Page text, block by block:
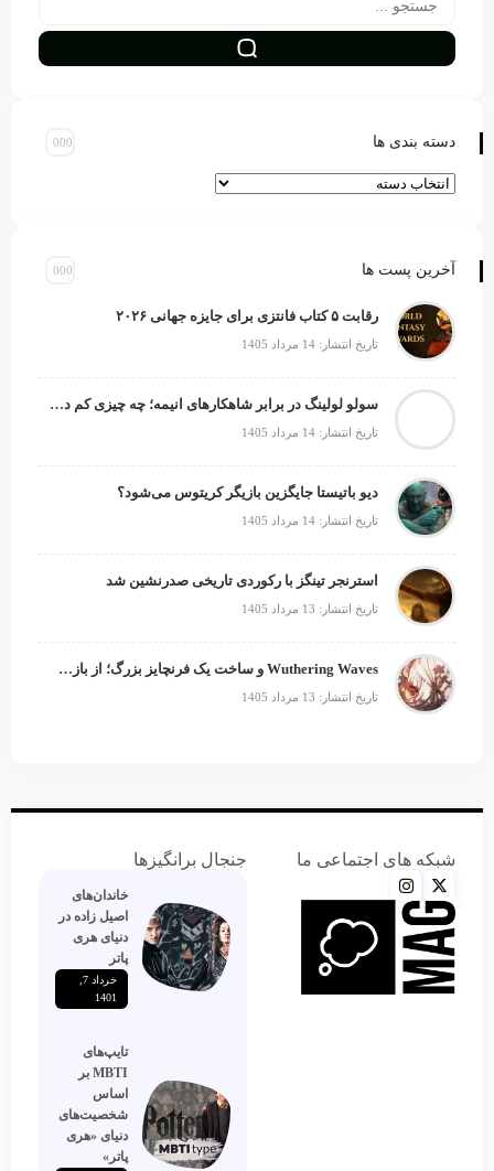
دسته بندی ها
آخرین پست ها
رقابت ۵ کتاب فانتزی برای جایزه جهانی ۲۰۲۶
تاریخ انتشار: 14 مرداد 1405
سولو لولینگ در برابر شاهکارهای انیمه؛ چه چیزی کم دارد؟
تاریخ انتشار: 14 مرداد 1405
دیو باتیستا جایگزین بازیگر کریتوس می‌شود؟
تاریخ انتشار: 14 مرداد 1405
استرنجر تینگز با رکوردی تاریخی صدرنشین شد
تاریخ انتشار: 13 مرداد 1405
Wuthering Waves و ساخت یک فرنچایز بزرگ؛ از بازی تا انیمه
تاریخ انتشار: 13 مرداد 1405
شبکه های اجتماعی ما جنجال برانگیزها
خاندان‌های
اصیل زاده‌ در
دنیای هری
پاتر
1401
تایپ‌های
MBTI بر
اساس
شخصیت‌های
دنیای «هری
پاتر»